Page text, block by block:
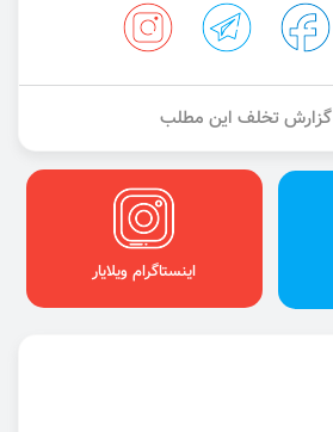
گزارش تخلف این مطلب
اینستاگرام ویلایار